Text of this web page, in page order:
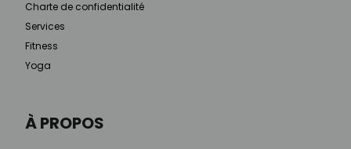
À PROPOS
Charte de confidentialité
Services
Fitness
Yoga